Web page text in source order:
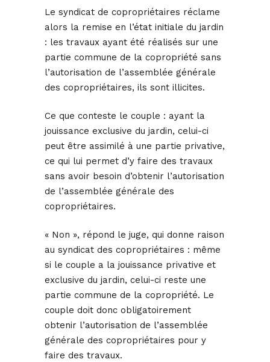
Le syndicat de copropriétaires réclame
alors la remise en l’état initiale du jardin
: les travaux ayant été réalisés sur une
partie commune de la copropriété sans
l’autorisation de l’assemblée générale
des copropriétaires, ils sont illicites.
Ce que conteste le couple : ayant la
jouissance exclusive du jardin, celui-ci
peut être assimilé à une partie privative,
ce qui lui permet d’y faire des travaux
sans avoir besoin d’obtenir l’autorisation
de l’assemblée générale des
copropriétaires.
« Non », répond le juge, qui donne raison
au syndicat des copropriétaires : même
si le couple a la jouissance privative et
exclusive du jardin, celui-ci reste une
partie commune de la copropriété. Le
couple doit donc obligatoirement
obtenir l’autorisation de l’assemblée
générale des copropriétaires pour y
faire des travaux.